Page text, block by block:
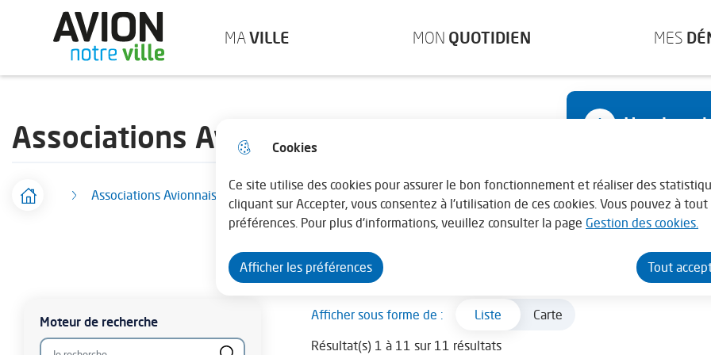
Cookies
Ce site utilise des cookies pour assurer le bon fonctionnement et réaliser des
cliquant sur Accepter, vous consentez à l'utilisation de ces cookies. Vous pouvez à
préférences. Pour plus d'informations, veuillez consulter la page Gestion des cookies.
Afficher les préférences Tout
Aller au menu Aller à la recherche Aller au contenu principal Consulter le plan du site
Horaires
Mardi au vendredi :
En juillet - août la
Ville d'Avion MAVILLE MON QUOTIDIEN MES
Associations Avionnaises
FAccueil Associations Avionnaises
attachéeMoteur de recherche
Résultat(s) 1 à 11 sur 11 résultats
Afficher sous forme de : Liste Carte